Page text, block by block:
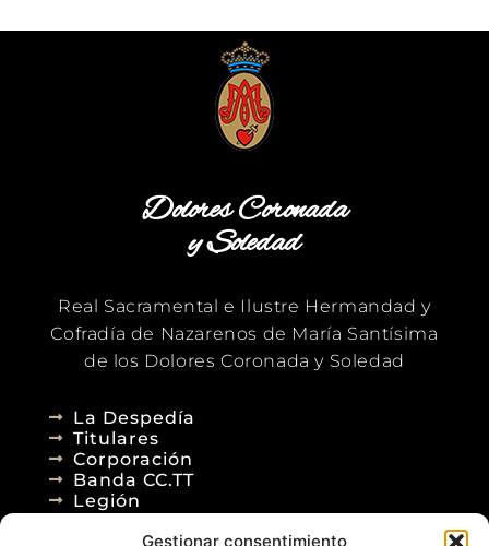
Gestionar consentimiento
Dolores Coronada
y Soledad
Real Sacramental e Ilustre Hermandad y
Cofradía de Nazarenos de María Santísima
de los Dolores Coronada y Soledad
La Despedía
Titulares
Corporación
Banda CC.TT
Legión